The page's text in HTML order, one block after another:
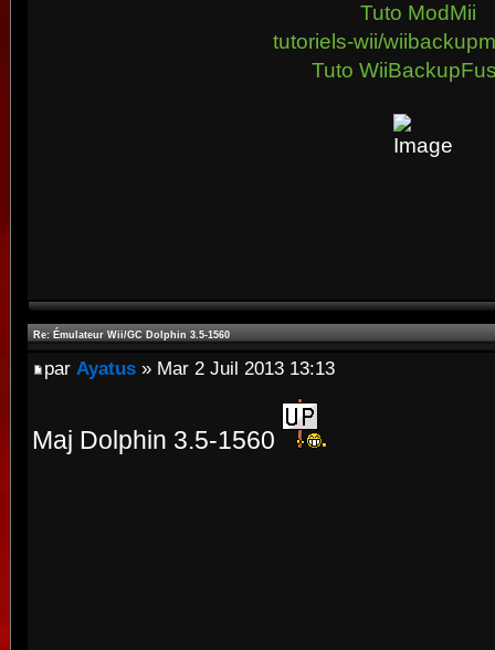
Tuto ModMii
tutoriels-wii/
Tuto
Re: Émulateur Wii/GC Dolphin 3.5-1560
par Ayatus » Mar 2 Juil 2013 13:13
Maj Dolphin 3.5-1560